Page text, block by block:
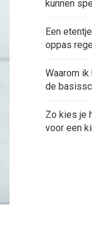
kunnen
Een
oppas
Waarom
de
Zo kies je
voor een